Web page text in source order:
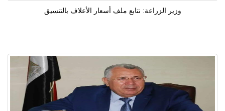
وزير الزراعة: نتابع ملف أسعار الأعلاف بالتنسيق